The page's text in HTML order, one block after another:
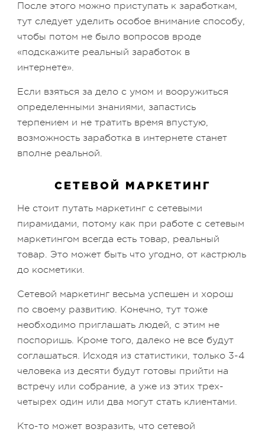
После этого можно приступать к заработкам,
тут следует уделить особое внимание способу,
чтобы потом не было вопросов вроде
«подскажите реальный заработок в
интернете».
Если взяться за дело с умом и вооружиться
определенными знаниями, запастись
терпением и не тратить время впустую,
возможность заработка в интернете станет
вполне реальной.
СЕТЕВОЙ МАРКЕТИНГ
Не стоит путать маркетинг с сетевыми
пирамидами, потому как при работе с сетевым
маркетингом всегда есть товар, реальный
товар. Это может быть что угодно, от кастрюль
до косметики.
Сетевой маркетинг весьма успешен и хорош
по своему развитию. Конечно, тут тоже
необходимо приглашать людей, с этим не
поспоришь. Кроме того, далеко не все будут
соглашаться. Исходя из статистики, только 3-4
человека из десяти будут готовы прийти на
встречу или собрание, а уже из этих трех-
четырех один или два могут стать клиентами.
Кто-то может возразить, что сетевой